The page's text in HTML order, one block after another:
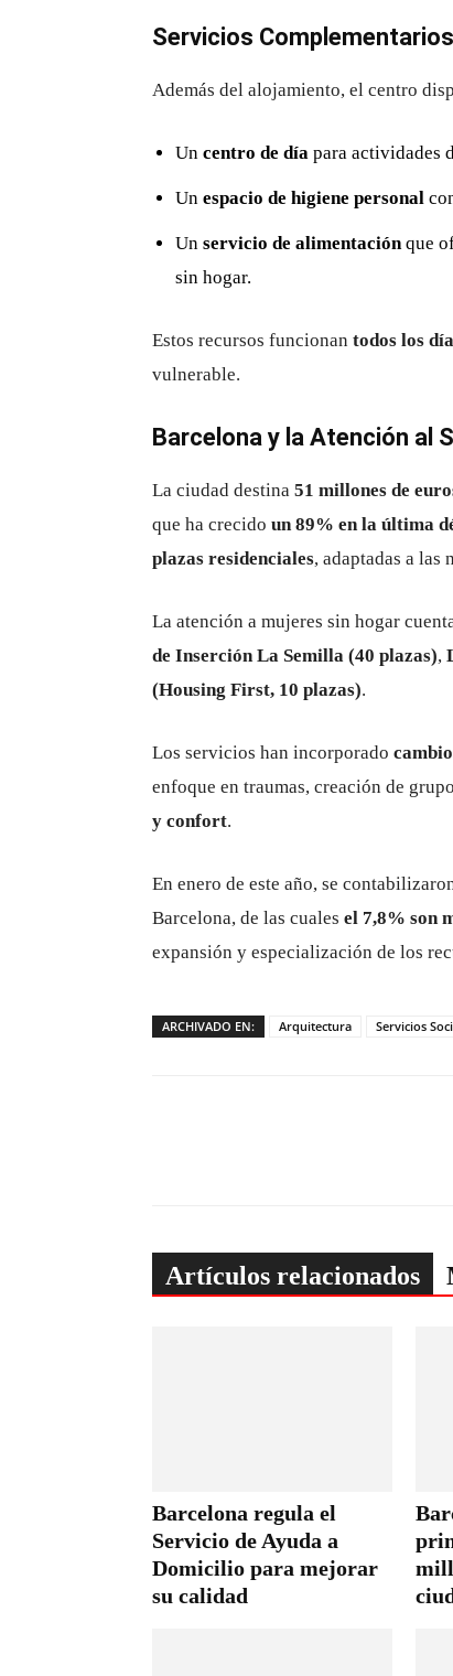
Servicios Complementarios
Además del alojamiento, el centro
Un centro de día para actividades
Un espacio de higiene personal
Un servicio de alimentaciónque
sin hogar.
Estos recursos funcionan todos los
vulnerable.
Barcelona y la Atención al
La ciudad destina 51 millones de
que ha crecido un 89% en la última
plazas residenciales, adaptadas a las
La atención a mujeres sin hogar
de Inserción La Semilla (40 plazas),
(Housing First, 10 plazas).
Los servicios han incorporado
enfoque en traumas, creación de
y confort.
En enero de este año, se
Barcelona, de las cuales el 7,8% son
expansión y especialización de los
ARCHIVADO EN: Arquitectura Servicios
Artículos relacionados
Barcelona regula el
Servicio de Ayuda a
Domicilio para mejorar
su calidad